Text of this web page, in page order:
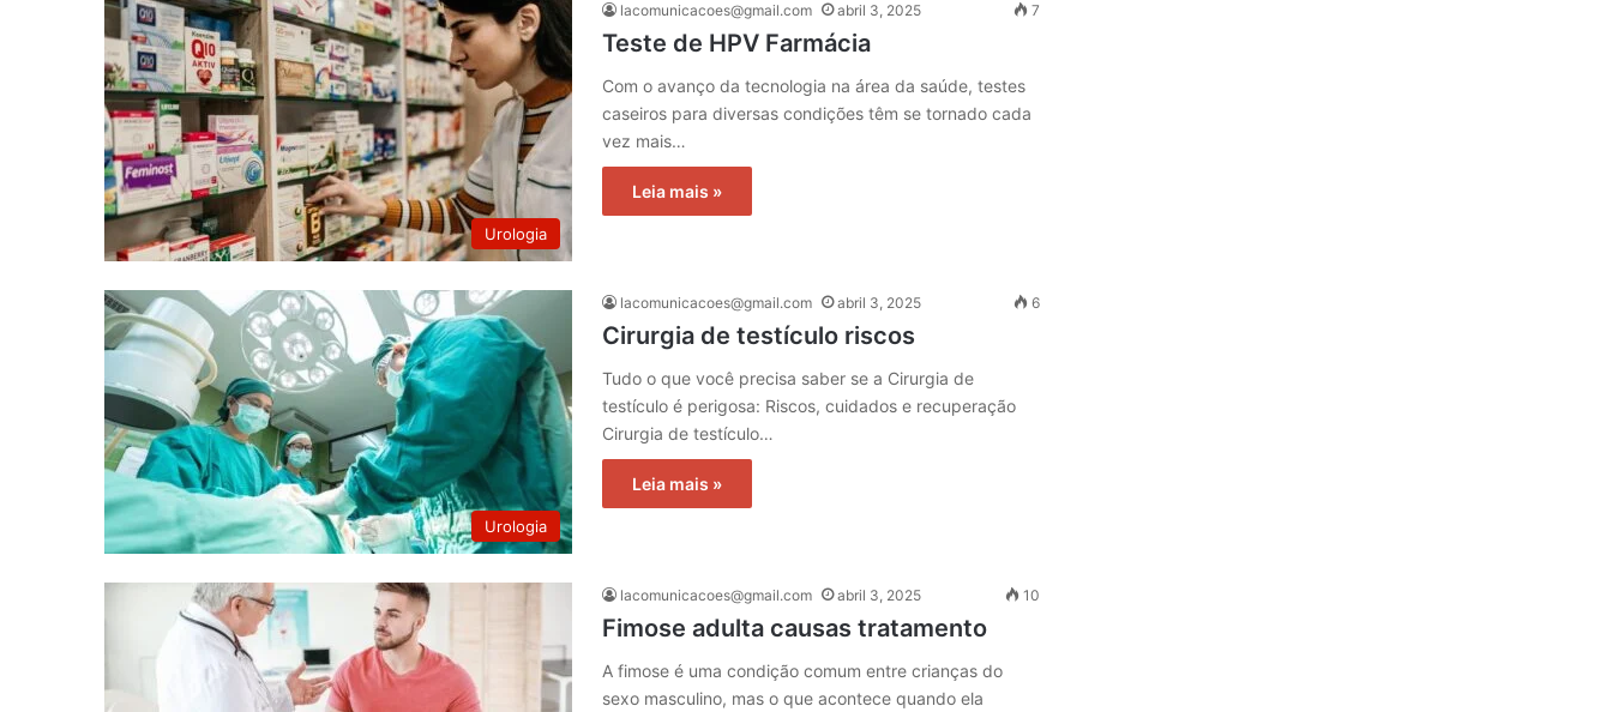
Urologia
lacomunicacoes@gmail.com abril 3, 2025 7
Teste de HPV Farmácia
Com o avanço da tecnologia na área da saúde, testes
caseiros para diversas condições têm se tornado cada
vez mais…
Leia mais »
Urologia
lacomunicacoes@gmail.com abril 3, 2025 6
Cirurgia de testículo riscos
Tudo o que você precisa saber se a Cirurgia de
testículo é perigosa: Riscos, cuidados e recuperação
Cirurgia de testículo…
Leia mais »
lacomunicacoes@gmail.com abril 3, 2025 10
Fimose adulta causas tratamento
A fimose é uma condição comum entre crianças do
sexo masculino, mas o que acontece quando ela